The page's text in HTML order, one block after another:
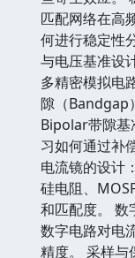
匹配网络在高
何进行稳定性
与电压基准设
多精密模拟电
隙（Bandgap
Bipolar带隙基
习如何通过补
电流镜的设计
硅电阻、
和匹配度。 数
数字电路对电
精度。 采样与